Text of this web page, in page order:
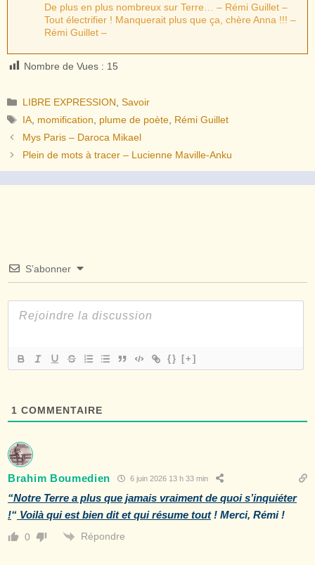
De plus en plus nombreux sur Terre… – Rémi Guillet –
Tout électrifier ! Manquerait plus que ça, chère Anna !!! –
Rémi Guillet –
Nombre de Vues : 15
Catégories
LIBRE EXPRESSION ,Savoir
Étiquettes
IA momification plume de poète Rémi Guillet
Mys Paris – Daroca Mikael
Plein de mots à tracer – Lucienne Maville-Anku
S’abonner
{} [+]
1 COMMENTAIRE
Brahim Boumedien 6 juin 2026 13 h 33 min
“Notre Terre a plus que jamais vraiment de quoi s’inquiéter
!“ Voilà qui est bien dit et qui résume tout! Merci, Rémi !
0 Répondre